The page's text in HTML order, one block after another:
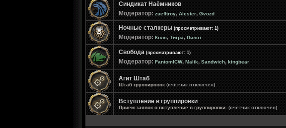
Синдикат Наёмников
Модератор: zuefftroy, Alester, Gvozd
Ночные сталкеры (просматривают: 1)
Модератор: Коля, Тигра, Пилот
Свобода (просматривают: 1)
Модератор: FantomICW, Malik, Sandwich, kingbear
Агит Штаб
Штаб группировок (счётчик отключён)
Вступление в группировки
Приём заявок о вступление в группировки. (счётчик отключён)